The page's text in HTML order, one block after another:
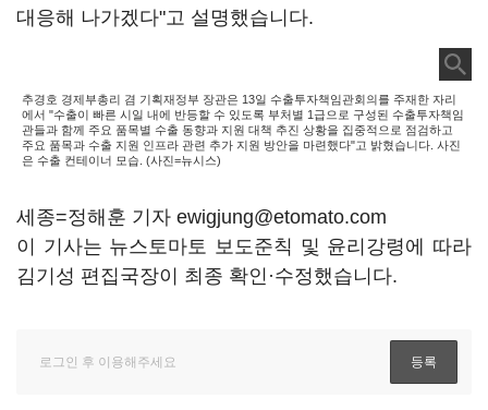
대응해 나가겠다"고 설명했습니다.
추경호 경제부총리 겸 기획재정부 장관은 13일 수출투자책임관회의를 주재한 자리
에서 "수출이 빠른 시일 내에 반등할 수 있도록 부처별 1급으로 구성된 수출투자책임
관들과 함께 주요 품목별 수출 동향과 지원 대책 추진 상황을 집중적으로 점검하고
주요 품목과 수출 지원 인프라 관련 추가 지원 방안을 마련했다"고 밝혔습니다. 사진
은 수출 컨테이너 모습. (사진=뉴시스)
세종=정해훈 기자 ewigjung@etomato.com
이 기사는 뉴스토마토 보도준칙 및 윤리강령에 따라
김기성 편집국장이 최종 확인·수정했습니다.